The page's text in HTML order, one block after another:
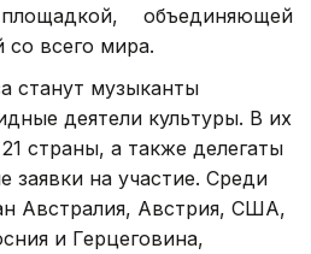
объединяющей
со всего мира.
станут музыканты
деятели культуры. В их
страны, а также делегаты
заявки на участие. Среди
Австралия, Австрия, США,
и Герцеговина,